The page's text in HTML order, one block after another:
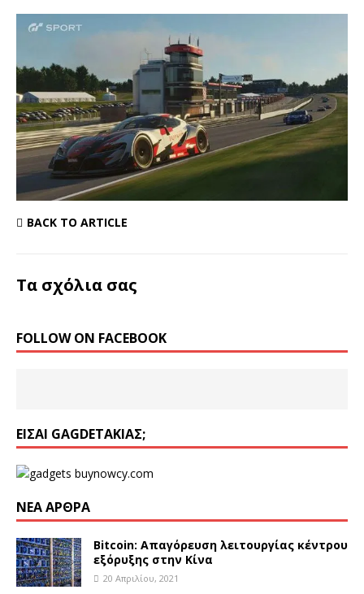
BACK TO ARTICLE
Τα σχόλια σας
FOLLOW ON FACEBOOK
ΕΊΣΑΙ GAGDETΆΚΙΑΣ;
ΝΈΑ ΆΡΘΡΑ
Bitcoin: Απαγόρευση λειτουργίας κέντρου
εξόρυξης στην Κίνα
20 Απριλίου, 2021